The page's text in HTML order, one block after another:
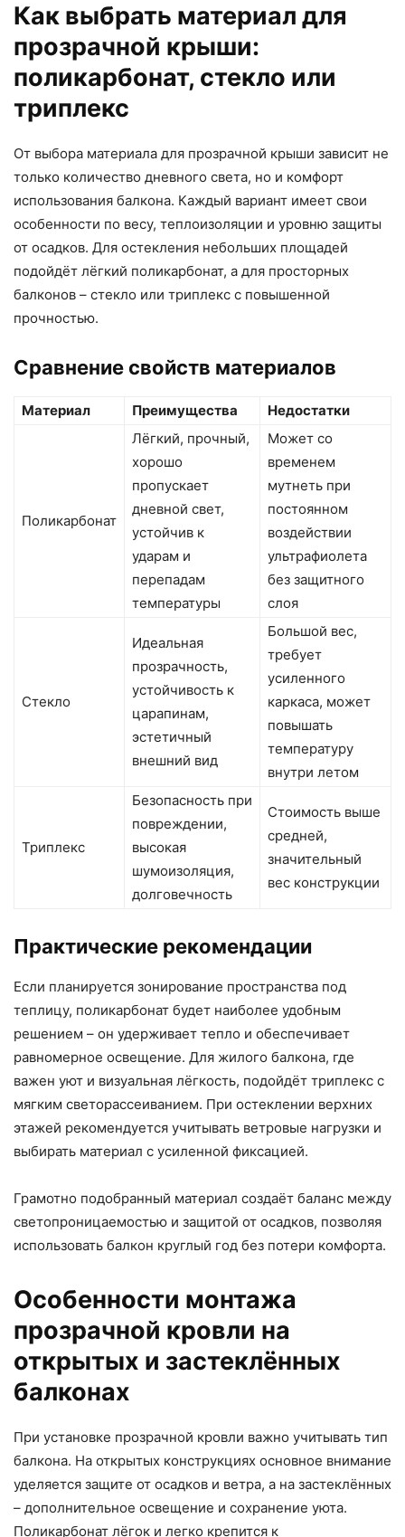
Как выбрать материал для
прозрачной крыши:
поликарбонат, стекло или
триплекс
От выбора материала для прозрачной крыши зависит не
только количество дневного света, но и комфорт
использования балкона. Каждый вариант имеет свои
особенности по весу, теплоизоляции и уровню защиты
от осадков. Для остекления небольших площадей
подойдёт лёгкий поликарбонат, а для просторных
балконов – стекло или триплекс с повышенной
прочностью.
Сравнение свойств материалов
Материал Преимущества Недостатки
Поликарбонат
Лёгкий, прочный,
хорошо
пропускает
дневной свет,
устойчив к
ударам и
перепадам
температуры
Может со
временем
мутнеть при
постоянном
воздействии
ультрафиолета
без защитного
слоя
Стекло
Идеальная
прозрачность,
устойчивость к
царапинам,
эстетичный
внешний вид
Большой вес,
требует
усиленного
каркаса, может
повышать
температуру
внутри летом
Триплекс
Безопасность при
повреждении,
высокая
шумоизоляция,
долговечность
Стоимость выше
средней,
значительный
вес конструкции
Практические рекомендации
Если планируется зонирование пространства под
теплицу, поликарбонат будет наиболее удобным
решением – он удерживает тепло и обеспечивает
равномерное освещение. Для жилого балкона, где
важен уют и визуальная лёгкость, подойдёт триплекс с
мягким светорассеиванием. При остеклении верхних
этажей рекомендуется учитывать ветровые нагрузки и
выбирать материал с усиленной фиксацией.
Грамотно подобранный материал создаёт баланс между
светопроницаемостью и защитой от осадков, позволяя
использовать балкон круглый год без потери комфорта.
Особенности монтажа
прозрачной кровли на
открытых и застеклённых
балконах
При установке прозрачной кровли важно учитывать тип
балкона. На открытых конструкциях основное внимание
уделяется защите от осадков и ветра, а на застеклённых
– дополнительное освещение и сохранение уюта.
Поликарбонат лёгок и легко крепится к